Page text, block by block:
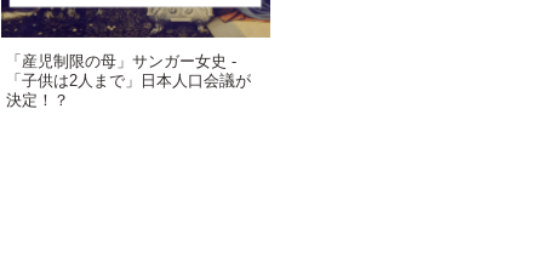
「産児制限の母」サンガー女史 -
「子供は2人まで」日本人口会議が
決定！？